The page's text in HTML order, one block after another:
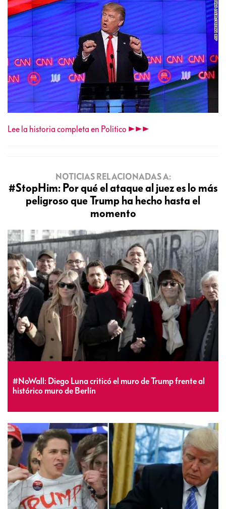
Lee la historia completa en Politico >>>>>>
NOTICIAS RELACIONADAS A:
#StopHim: Por qué el ataque al juez es lo más
peligroso que Trump ha hecho hasta el
momento
#NoWall: Diego Luna criticó el muro de Trump frente al
histórico muro de Berlín